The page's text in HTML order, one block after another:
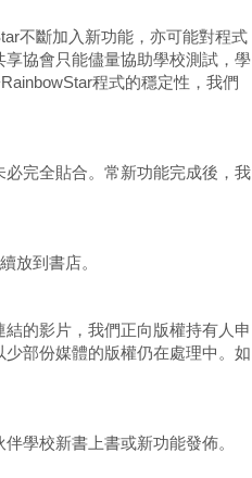
不斷加入新功能，亦可能對程式
協會只能儘量協助學校測試，學
程式的穩定性，我們
完全貼合。常新功能完成後，我
放到書店。
的影片，我們正向版權持有人申
部份媒體的版權仍在處理中。如
學校新書上書或新功能發佈。